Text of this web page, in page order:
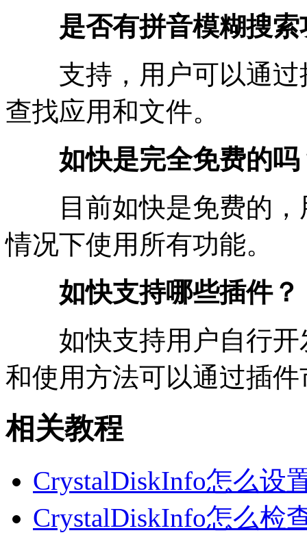
是否有拼音模糊搜索
支持，用户可以通过
查找应用和文件。
如快是完全免费的吗
目前如快是免费的，
情况下使用所有功能。
如快支持哪些插件？
如快支持用户自行开
和使用方法可以通过插
相关教程
CrystalDiskInfo怎么设
CrystalDiskInfo怎么检